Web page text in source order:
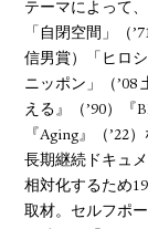
テーマによって
「自閉空間」（
信男賞）「ヒロ
ニッポン」（’08
える』（’90）『
『Aging』（’22）
長期継続ドキュ
相対化するため
取材。セルフポ